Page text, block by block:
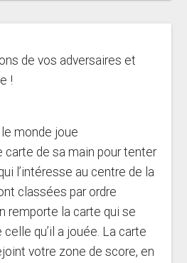
de vos adversaires et
!
monde joue
de sa main pour tenter
l’intéresse au centre de la
classées par ordre
remporte la carte qui se
qu’il a jouée. La carte
votre zone de score, en